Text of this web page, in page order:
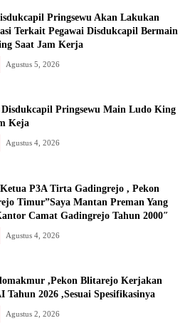
Pringsewu Akan Lakukan
Terkait Pegawai Disdukcapil Bermain
Saat Jam Kerja
Agustus 5, 2026
Disdukcapil Pringsewu Main Ludo King
Keja
Agustus 4, 2026
P3A Tirta Gadingrejo , Pekon
Timur”Saya Mantan Preman Yang
Camat Gadingrejo Tahun 2000″
Agustus 4, 2026
,Pekon Blitarejo Kerjakan
Tahun 2026 ,Sesuai Spesifikasinya
Agustus 2, 2026